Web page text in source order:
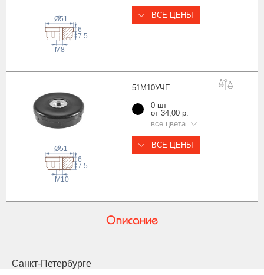
6
7.5
Ø51
М8
ВСЕ ЦЕНЫ
51М10УЧЕ
6
7.5
Ø51
М10
0 шт
от 34,00 р.
все цвета
ВСЕ ЦЕНЫ
Описание
Санкт-Петербурге